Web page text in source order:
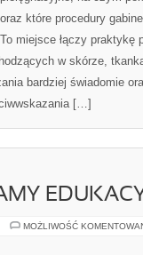
oraz które procedury
To miejsce łączy praktykę
w skórze,
bardziej świadomie
[…]
MOŻLIWOŚĆ